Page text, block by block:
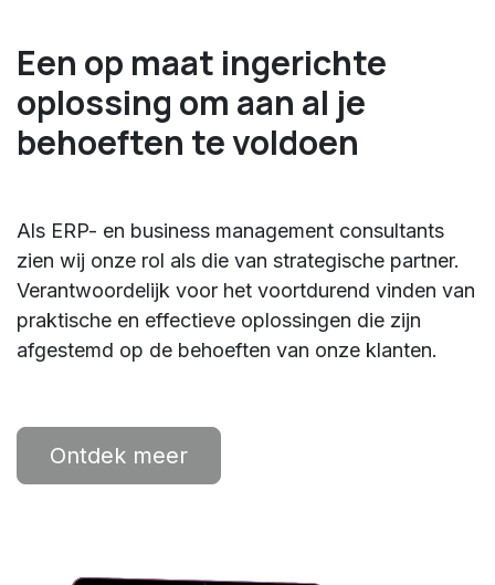
Een op maat ingerichte
oplossing om aan al je
behoeften te voldoen
Als ERP- en business management consultants
zien wij onze rol als die van strategische partner.
Verantwoordelijk voor het voortdurend vinden van
praktische en effectieve oplossingen die zijn
afgestemd op de behoeften van onze klanten.
Ontdek meer